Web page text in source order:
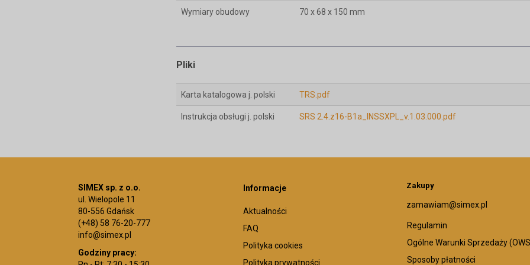
Wymiary obudowy 70 x 68 x 150 mm
Pliki
Karta katalogowa j. polski TRS.pdf
Instrukcja obsługi j. polski SRS 2.4.z16-B1a_INSSXPL_v.1.03.000.pdf
SIMEX sp. z o.o.
ul. Wielopole 11
80-556 Gdańsk
(+48) 58 76-20-777
info@simex.pl
Godziny pracy:
Informacje
Aktualności
FAQ
Polityka cookies
Polityka prywatności
Zakupy
zamawiam@simex.pl
Regulamin
Ogólne Warunki Sprzedaży
Sposoby płatności